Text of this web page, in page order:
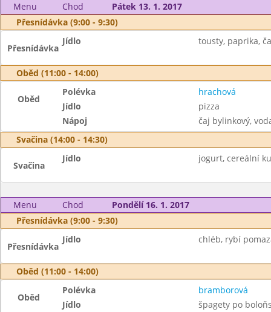
Menu Chod
Pátek 13. 1. 2017
Přesnídávka (9:00 - 9:30)
Přesnídávka
Jídlo tousty, paprika,
Oběd (11:00 - 14:00)
Oběd
Polévka
hrachová
Jídlo
pizza
Nápoj
čaj bylinkový,
Svačina (14:00 - 14:30)
Svačina
Jídlo jogurt, cereální
Menu Chod
Pondělí 16. 1. 2017
Přesnídávka (9:00 - 9:30)
Přesnídávka
Jídlo chléb, rybí
Oběd (11:00 - 14:00)
Oběd
Polévka
bramborová
Jídlo
špagety po